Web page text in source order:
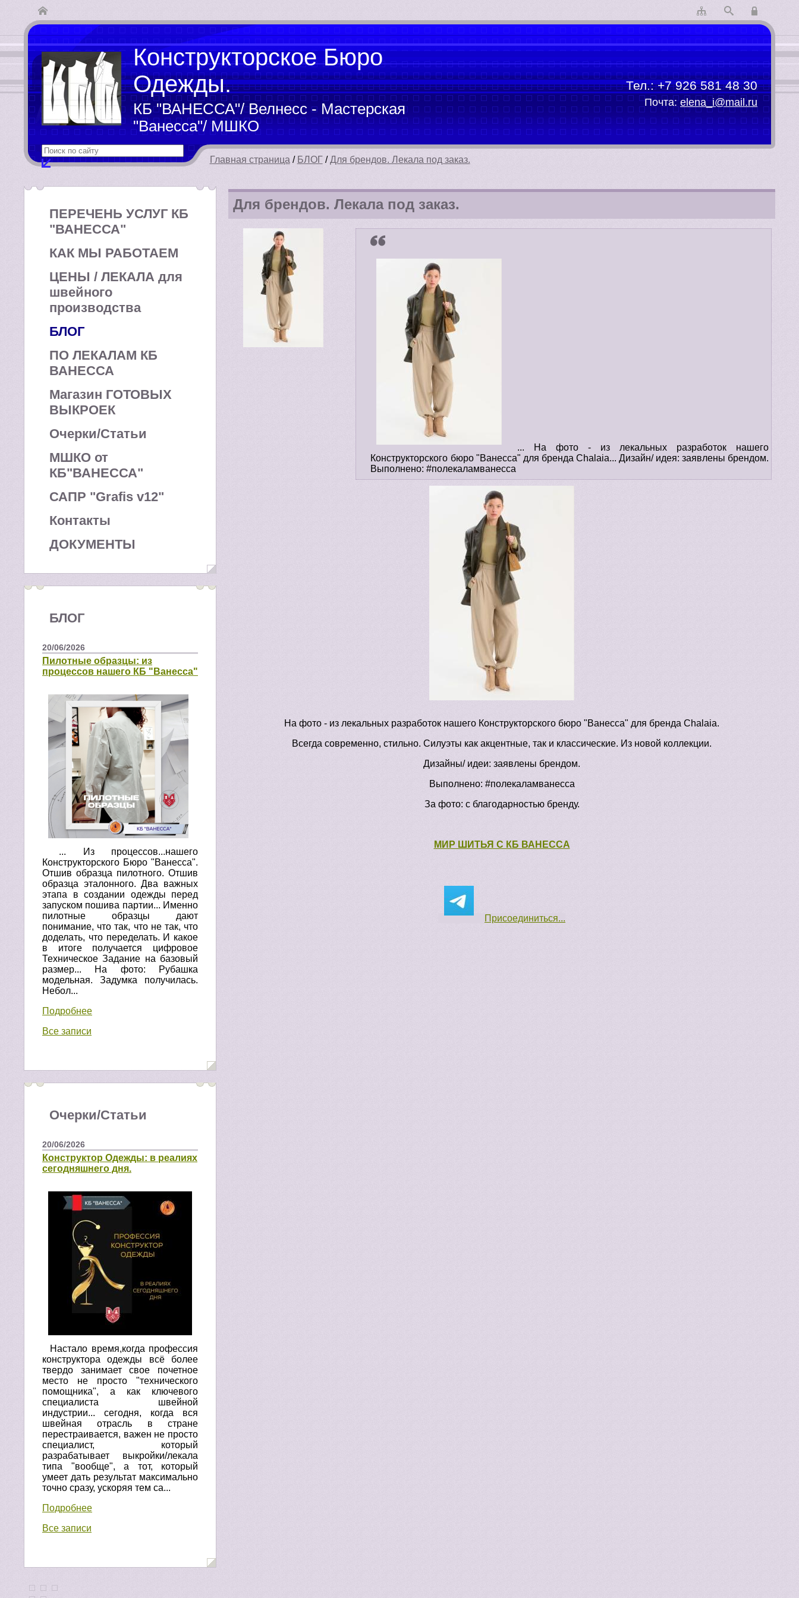
Конструкторское Бюро
Одежды.
КБ "ВАНЕССА"/ Велнесс - Мастерская
"Ванесса"/ МШКО
Тел.:+7 926 581 48 30
Почта:elena_i@mail.ru
Главная страница / БЛОГ/Для брендов. Лекала под заказ.
Для брендов. Лекала под заказ.
... На фото - из лекальных разработок нашего
Конструкторского бюро "Ванесса" для бренда Chalaia... Дизайн/ идея: заявлены брендом.
Выполнено: #полекаламванесса
На фото - из лекальных разработок нашего Конструкторского бюро "Ванесса" для бренда Chalaia.
Всегда современно, стильно. Силуэты как акцентные, так и классические. Из новой коллекции.
Дизайны/ идеи: заявлены брендом.
Выполнено: #полекаламванесса
За фото: с благодарностью бренду.
МИР ШИТЬЯ С КБ ВАНЕССА
Присоединиться...
ПЕРЕЧЕНЬ УСЛУГ КБ
"ВАНЕССА"
КАК МЫ РАБОТАЕМ
ЦЕНЫ / ЛЕКАЛА для
швейного
производства
БЛОГ
ПО ЛЕКАЛАМ КБ
ВАНЕССА
Магазин ГОТОВЫХ
ВЫКРОЕК
Очерки/Статьи
МШКО от
КБ"ВАНЕССА"
САПР "Grafis v12"
Контакты
ДОКУМЕНТЫ
БЛОГ
20/06/2026
Пилотные образцы: из
процессов нашего КБ "Ванесса"
... Из процессов...нашего
Конструкторского Бюро "Ванесса".
Отшив образца пилотного. Отшив
образца эталонного. Два важных
этапа в создании одежды перед
запуском пошива партии... Именно
пилотные образцы дают
понимание, что так, что не так, что
доделать, что переделать. И какое
в итоге получается цифровое
Техническое Задание на базовый
размер... На фото: Рубашка
модельная. Задумка получилась.
Небол...
Подробнее
Все записи
Очерки/Статьи
20/06/2026
Конструктор Одежды: в реалиях
сегодняшнего дня.
Настало время,когда профессия
конструктора одежды всё более
твердо занимает свое почетное
место не просто "технического
помощника", а как ключевого
специалиста швейной
индустрии... сегодня, когда вся
швейная отрасль в стране
перестраивается, важен не просто
специалист, который
разрабатывает выкройки/лекала
типа "вообще", а тот, который
умеет дать результат максимально
точно сразу, ускоряя тем са...
Подробнее
Все записи